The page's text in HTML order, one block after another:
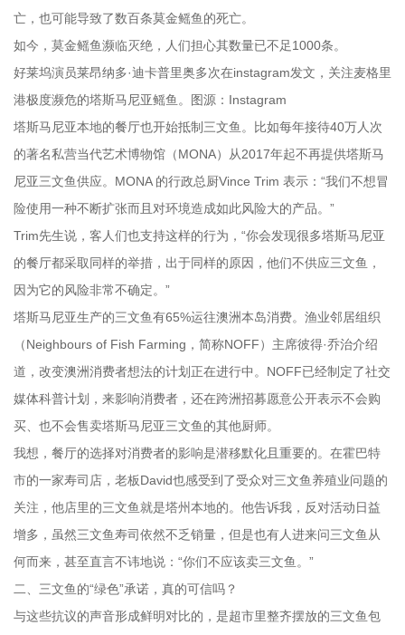
亡，也可能导致了数百条莫金鳐鱼的死亡。
如今，莫金鳐鱼濒临灭绝，人们担心其数量已不足1000条。
好莱坞演员莱昂纳多·迪卡普里奥多次在instagram发文，关注麦格里
港极度濒危的塔斯马尼亚鳐鱼。图源：Instagram
塔斯马尼亚本地的餐厅也开始抵制三文鱼。比如每年接待40万人次
的著名私营当代艺术博物馆（MONA）从2017年起不再提供塔斯马
尼亚三文鱼供应。MONA 的行政总厨Vince Trim 表示：“我们不想冒
险使用一种不断扩张而且对环境造成如此风险大的产品。”
Trim先生说，客人们也支持这样的行为，“你会发现很多塔斯马尼亚
的餐厅都采取同样的举措，出于同样的原因，他们不供应三文鱼，
因为它的风险非常不确定。”
塔斯马尼亚生产的三文鱼有65%运往澳洲本岛消费。渔业邻居组织
（Neighbours of Fish Farming，简称NOFF）主席彼得·乔治介绍
道，改变澳洲消费者想法的计划正在进行中。NOFF已经制定了社交
媒体科普计划，来影响消费者，还在跨洲招募愿意公开表示不会购
买、也不会售卖塔斯马尼亚三文鱼的其他厨师。
我想，餐厅的选择对消费者的影响是潜移默化且重要的。在霍巴特
市的一家寿司店，老板David也感受到了受众对三文鱼养殖业问题的
关注，他店里的三文鱼就是塔州本地的。他告诉我，反对活动日益
增多，虽然三文鱼寿司依然不乏销量，但是也有人进来问三文鱼从
何而来，甚至直言不讳地说：“你们不应该卖三文鱼。”
二、三文鱼的“绿色”承诺，真的可信吗？
与这些抗议的声音形成鲜明对比的，是超市里整齐摆放的三文鱼包